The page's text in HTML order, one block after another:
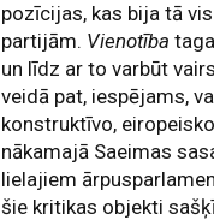
pozīcijas, kas bija tā
partijām. Vienotība
un līdz ar to varbūt
veidā pat, iespējams,
konstruktīvo,
nākamajā Saeimas
lielajiem
šie kritikas objekti